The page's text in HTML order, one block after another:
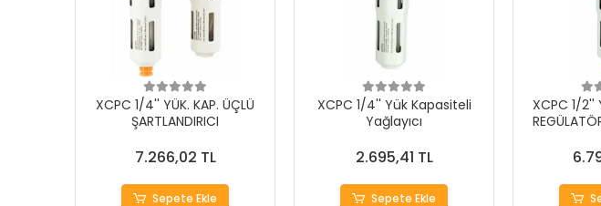
XCPC 1/4'' YÜK. KAP. ÜÇLÜ
ŞARTLANDIRICI
7.266,02 TL
Sepete Ekle
XCPC 1/4'' Yük Kapasiteli
Yağlayıcı
2.695,41 TL
Sepete Ekle
XCPC 1/2''